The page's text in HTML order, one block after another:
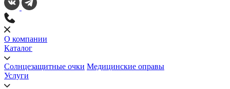
О компании
Каталог
Солнцезащитные очки Медицинские оправы
Услуги